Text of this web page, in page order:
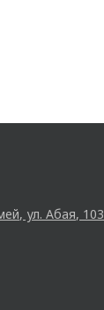
ул. Абая, 103